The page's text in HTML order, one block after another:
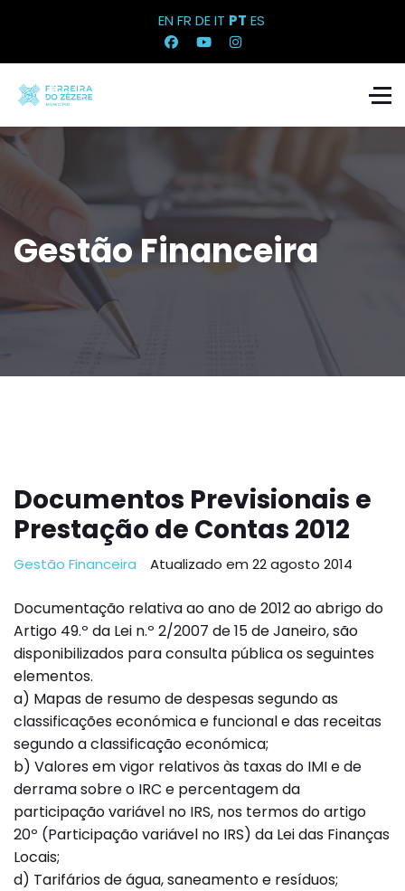
EN FR DEIT PT ES
Gestão Financeira
Documentos Previsionais e
Prestação de Contas 2012
Gestão Financeira Atualizado em 22 agosto 2014
Documentação relativa ao ano de 2012 ao abrigo do
Artigo 49.º da Lei n.º 2/2007 de 15 de Janeiro, são
disponibilizados para consulta pública os seguintes
elementos.
a) Mapas de resumo de despesas segundo as
classificações económica e funcional e das receitas
segundo a classificação económica;
b) Valores em vigor relativos às taxas do IMI e de
derrama sobre o IRC e percentagem da
participação variável no IRS, nos termos do artigo
20º (Participação variável no IRS) da Lei das Finanças
Locais;
d) Tarifários de água, saneamento e resíduos;